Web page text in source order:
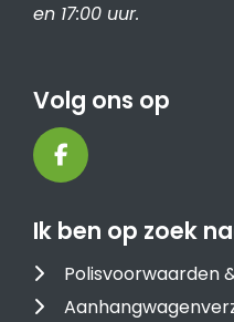
en 17:00 uur.
Volg ons op
Ik ben op zoek
Polisvoorwaarden